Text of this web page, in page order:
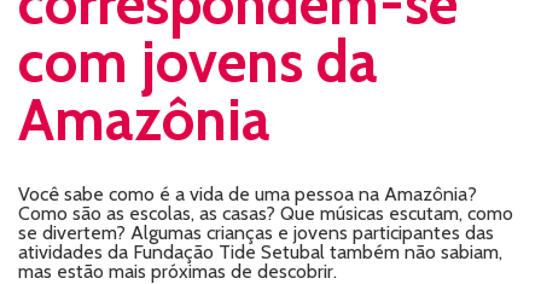
com jovens da
Amazônia
Você sabe como é a vida de uma pessoa na Amazônia?
Como são as escolas, as casas? Que músicas escutam, como
se divertem? Algumas crianças e jovens participantes das
atividades da Fundação Tide Setubal também não sabiam,
mas estão mais próximas de descobrir.